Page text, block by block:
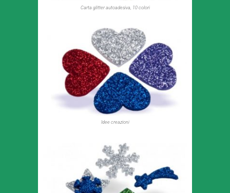
Carta glitter autoadesiva, 10 colori
Idee creazioni